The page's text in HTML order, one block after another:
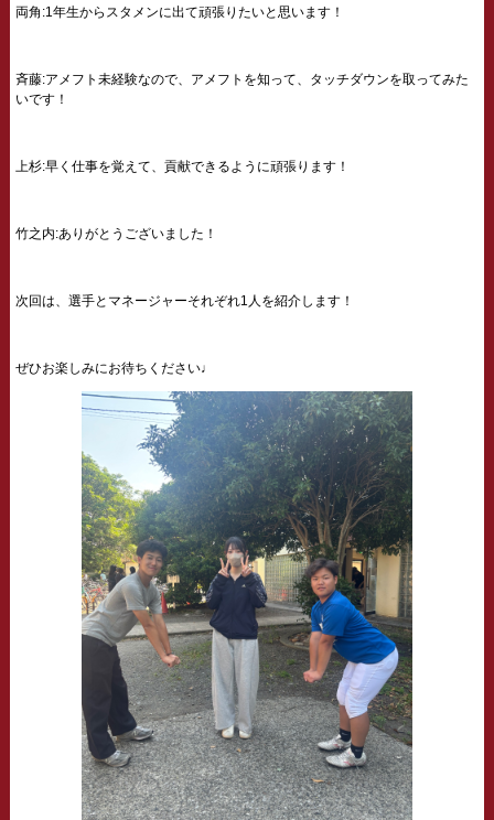
両角:1年生からスタメンに出て頑張りたいと思います！
斉藤:アメフト未経験なので、アメフトを知って、タッチダウンを取ってみた
いです！
上杉:早く仕事を覚えて、貢献できるように頑張ります！
竹之内:ありがとうございました！
次回は、選手とマネージャーそれぞれ1人を紹介します！
ぜひお楽しみにお待ちください♩